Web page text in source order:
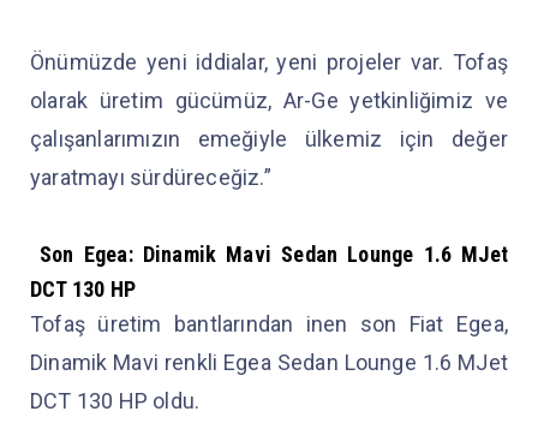
Önümüzde yeni iddialar, yeni projeler var. Tofaş
olarak üretim gücümüz, Ar-Ge yetkinliğimiz ve
çalışanlarımızın emeğiyle ülkemiz için değer
yaratmayı sürdüreceğiz.”
Son Egea: Dinamik Mavi Sedan Lounge 1.6 MJet
DCT 130 HP
Tofaş üretim bantlarından inen son Fiat Egea,
Dinamik Mavi renkli Egea Sedan Lounge 1.6 MJet
DCT 130 HP oldu.